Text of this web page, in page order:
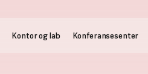
Kontor og lab Konferansesenter